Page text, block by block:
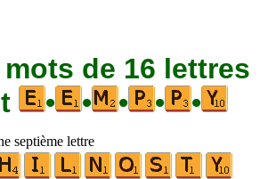
de 16 lettres
• • • • •
septième lettre